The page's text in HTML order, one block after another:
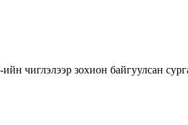
чиглэлээр зохион байгуулсан